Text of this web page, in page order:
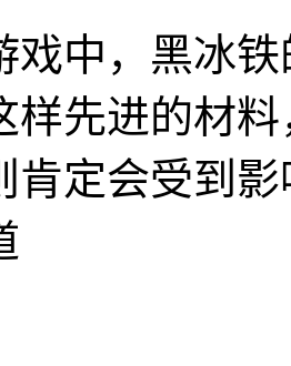
戏中，黑冰
样先进的材
肯定会受到